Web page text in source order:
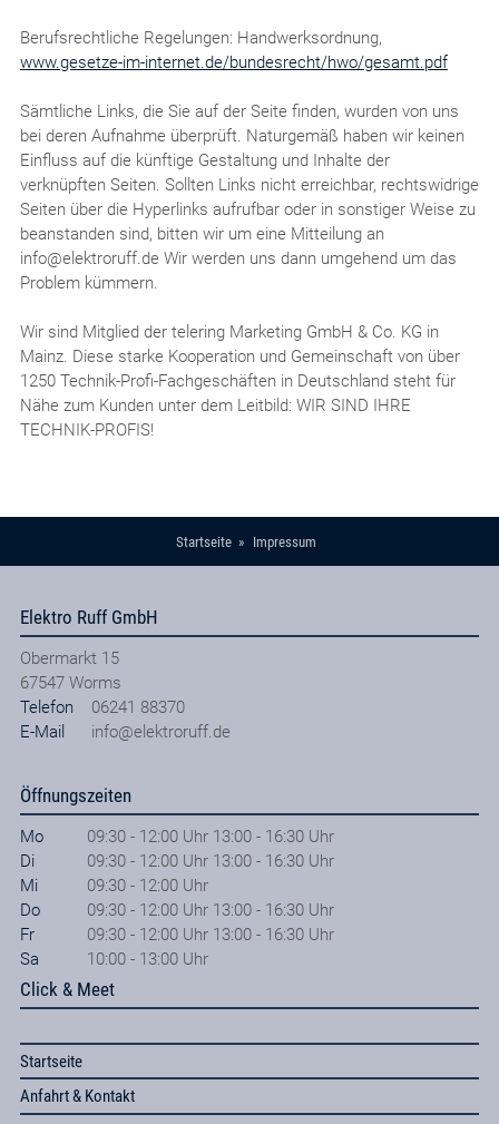
Berufsrechtliche Regelungen: Handwerksordnung,
www.gesetze-im-internet.de/bundesrecht/hwo/gesamt.pdf
Sämtliche Links, die Sie auf der Seite finden, wurden von uns
bei deren Aufnahme überprüft. Naturgemäß haben wir keinen
Einfluss auf die künftige Gestaltung und Inhalte der
verknüpften Seiten. Sollten Links nicht erreichbar, rechtswidrige
Seiten über die Hyperlinks aufrufbar oder in sonstiger Weise zu
beanstanden sind, bitten wir um eine Mitteilung an
info@elektroruff.de Wir werden uns dann umgehend um das
Problem kümmern.
Wir sind Mitglied der telering Marketing GmbH & Co. KG in
Mainz. Diese starke Kooperation und Gemeinschaft von über
1250 Technik-Profi-Fachgeschäften in Deutschland steht für
Nähe zum Kunden unter dem Leitbild: WIR SIND IHRE
TECHNIK-PROFIS!
Startseite Impressum
Elektro Ruff GmbH
Obermarkt 15
67547 Worms
Telefon
06241 88370
E-Mail
info@elektroruff.de
Öffnungszeiten
Mo
09:30 - 12:00 Uhr 13:00 - 16:30 Uhr
Di
09:30 - 12:00 Uhr 13:00 - 16:30 Uhr
Mi
09:30 - 12:00 Uhr
Do
09:30 - 12:00 Uhr 13:00 - 16:30 Uhr
Fr
09:30 - 12:00 Uhr 13:00 - 16:30 Uhr
Sa
10:00 - 13:00 Uhr
Click & Meet
Startseite
Anfahrt & Kontakt